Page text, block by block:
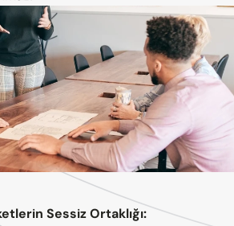
Sessiz Ortaklığı: